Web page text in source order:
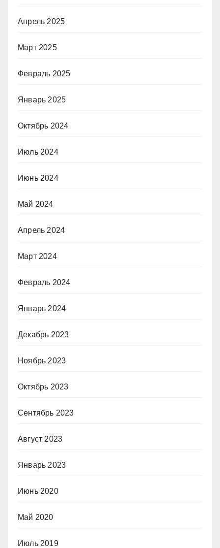
Апрель 2025
Март 2025
Февраль 2025
Январь 2025
Октябрь 2024
Июль 2024
Июнь 2024
Май 2024
Апрель 2024
Март 2024
Февраль 2024
Январь 2024
Декабрь 2023
Ноябрь 2023
Октябрь 2023
Сентябрь 2023
Август 2023
Январь 2023
Июнь 2020
Май 2020
Июль 2019